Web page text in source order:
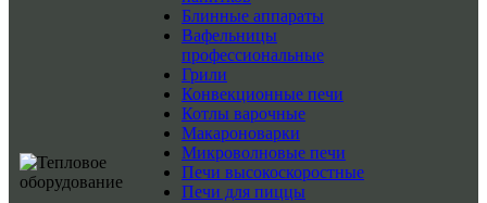
Блинные аппараты
Вафельницы
профессиональные
Грили
Конвекционные печи
Котлы варочные
Макароноварки
Микроволновые печи
Печи высокоскоростные
Печи для пиццы